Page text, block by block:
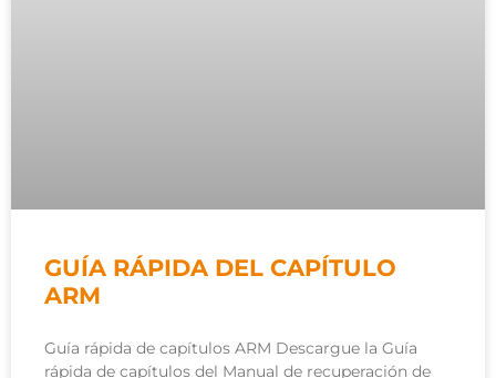
GUÍA RÁPIDA DEL CAPÍTULO
ARM
Guía rápida de capítulos ARM Descargue la Guía
rápida de capítulos del Manual de recuperación de